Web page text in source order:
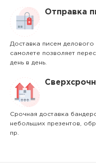
Отправка
Доставка писем
самолете позволяет
день в день.
Срочная доставка
небольших презентов,
пр.